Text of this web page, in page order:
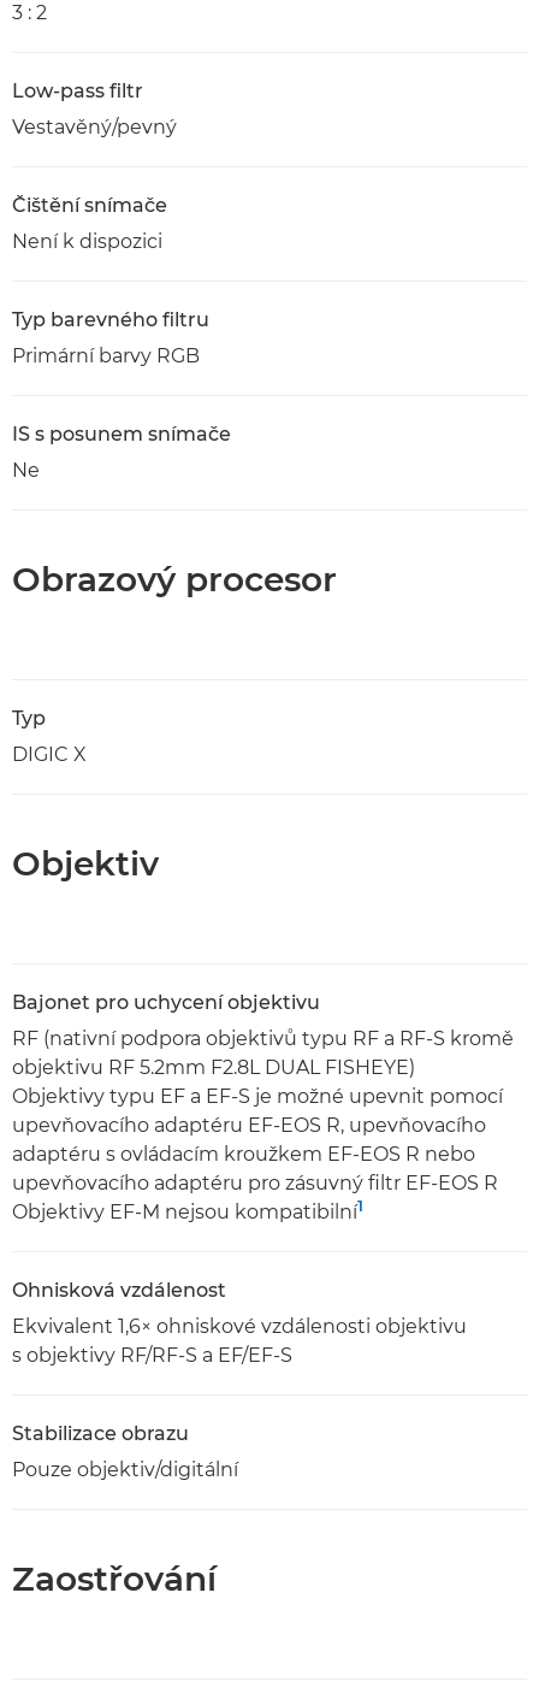
3 : 2
Low-pass filtr
Vestavěný/pevný
Čištění snímače
Není k dispozici
Typ barevného filtru
Primární barvy RGB
IS s posunem snímače
Ne
Obrazový procesor
Typ
DIGIC X
Objektiv
Bajonet pro uchycení objektivu
RF (nativní podpora objektivů typu RF a RF-S kromě
objektivu RF 5.2mm F2.8L DUAL FISHEYE)
Objektivy typu EF a EF-S je možné upevnit pomocí
upevňovacího adaptéru EF-EOS R, upevňovacího
adaptéru s ovládacím kroužkem EF-EOS R nebo
upevňovacího adaptéru pro zásuvný filtr EF-EOS R
Objektivy EF-M nejsou kompatibilní1
Ohnisková vzdálenost
Ekvivalent 1,6× ohniskové vzdálenosti objektivu
s objektivy RF/RF-S a EF/EF-S
Stabilizace obrazu
Pouze objektiv/digitální
Zaostřování